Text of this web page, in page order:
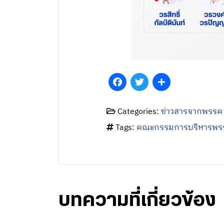
Facebook
TwitterShare
Categories:ข่าวสารจากพรรค
Tags: คณะกรรมการบริหารพ
บทความที่เกี่ยวข้อง